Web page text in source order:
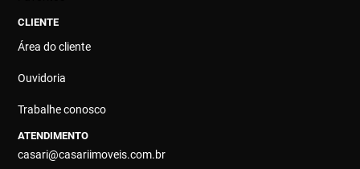
CLIENTE
Área do cliente
Ouvidoria
Trabalhe conosco
ATENDIMENTO
casari@casariimoveis.com.br